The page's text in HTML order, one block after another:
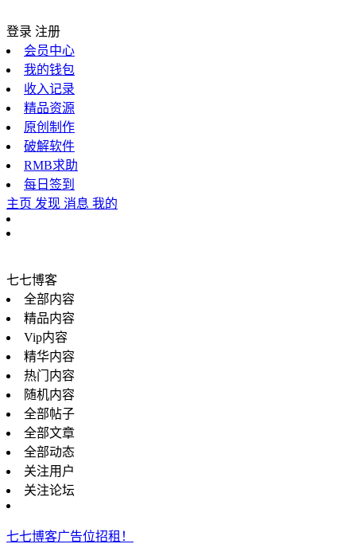
登录 注册
会员中心
我的钱包
收入记录
精品资源
原创制作
破解软件
RMB求助
每日签到
主页 发现 消息 我的
七七博客
全部内容
精品内容
Vip内容
精华内容
热门内容
随机内容
全部帖子
全部文章
全部动态
关注用户
关注论坛
七七博客广告位招租！